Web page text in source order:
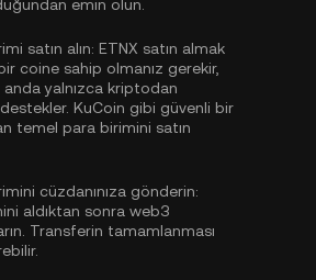
emin olun.
satın alın: ETNX satın almak
coine sahip olmanız gerekir,
anda yalnızca kriptodan
KuCoin gibi güvenli bir
temel para birimini satın
cüzdanınıza gönderin:
aldıktan sonra web3
Transferin tamamlanması